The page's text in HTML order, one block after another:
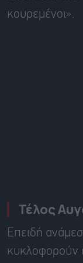
κουρεμένοι».
Τέλος
Επειδή
κυκλοφορούν